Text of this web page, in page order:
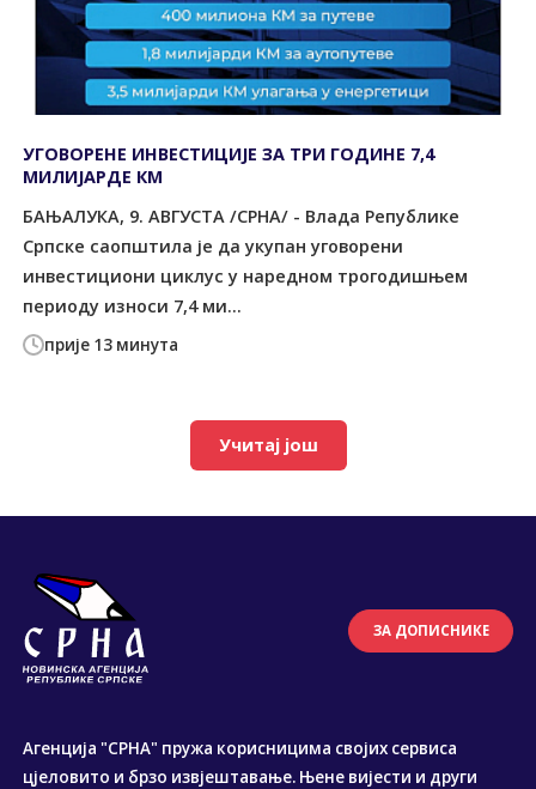
прије 13 минута
УГОВОРЕНЕ ИНВЕСТИЦИЈЕ ЗА ТРИ ГОДИНЕ 7,4
МИЛИЈАРДЕ КМ
БАЊАЛУКА, 9. АВГУСТА /СРНА/ - Влада Републике
Српске саопштила је да укупан уговорени
инвестициони циклус у наредном трогодишњем
периоду износи 7,4 ми...
Учитај још
ЗА ДОПИСНИКЕ
Агенција "СРНА" пружа корисницима својих сервиса
цјеловито и брзо извјештавање. Њене вијести и други